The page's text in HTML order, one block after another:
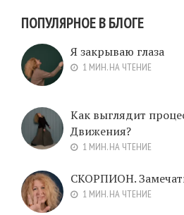
ПОПУЛЯРНОЕ В БЛОГЕ
Я закрываю глаза
1 МИН. НА ЧТЕНИЕ
Как выглядит
Движения?
1 МИН. НА ЧТЕНИЕ
СКОРПИОН.
1 МИН. НА ЧТЕНИЕ